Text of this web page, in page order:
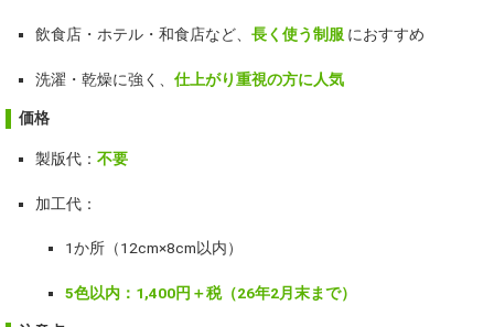
飲食店・ホテル・和食店など、長く使う制服 におすすめ
洗濯・乾燥に強く、仕上がり重視の方に人気
価格
製版代：不要
加工代：
1か所（12cm×8cm以内）
5色以内：1,400円＋税（26年2月末まで）